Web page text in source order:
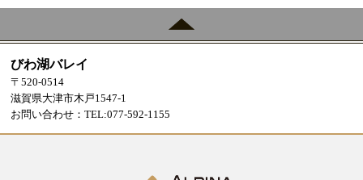
びわ湖バレイ
〒520-0514
滋賀県大津市木戸1547-1
お問い合わせ：TEL:077-592-1155